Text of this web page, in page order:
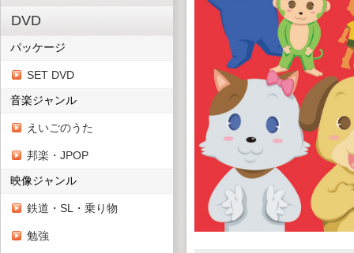
DVD
パッケージ
SET DVD
音楽ジャンル
えいごのうた
邦楽・JPOP
映像ジャンル
鉄道・SL・乗り物
勉強